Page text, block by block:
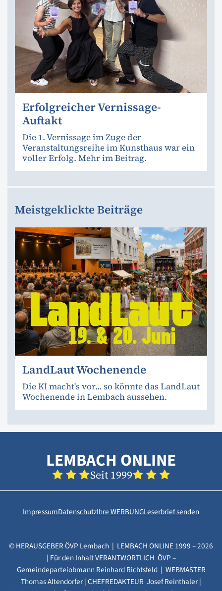
Erfolgreicher Vernissage-
Auftakt
Die 1. Vernissage im Zuge der
Veranstaltungsreihe im Kunsthaus war ein
voller Erfolg. Mehr im Beitrag.
Meistgeklickte Beiträge
LandLaut Wochenende
Die KI macht's vor... so könnte das LandLaut
Wochenende in Lembach aussehen.
LEMBACH ONLINE
Seit 1999
ImpressumDatenschutzIhre WERBUNGLeserbrief senden
© HERAUSGEBER ÖVP Lembach | LEMBACH ONLINE 1999 – 2026
| Für den Inhalt VERANTWORTLICH ÖVP –
Gemeindeparteiobmann Reinhard Richtsfeld | WEBMASTER
Thomas Altendorfer | CHEFREDAKTEUR Josef Reinthaler |